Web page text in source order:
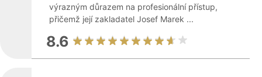
výrazným důrazem na profesionální přístup,
přičemž její zakladatel Josef Marek ...
8.6